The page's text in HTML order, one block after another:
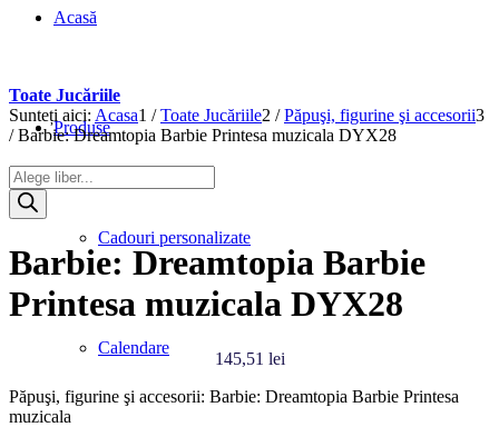
Acasă
Produse
Cadouri personalizate
Calendare
Toate Jucăriile
Sunteți aici: Acasa1 / Toate Jucăriile2 / Păpuşi, figurine şi accesorii3
/ Barbie: Dreamtopia Barbie Printesa muzicala DYX28
Products
search
Barbie: Dreamtopia Barbie
Printesa muzicala DYX28
145,51 lei
Păpuşi, figurine şi accesorii: Barbie: Dreamtopia Barbie Printesa
muzicala